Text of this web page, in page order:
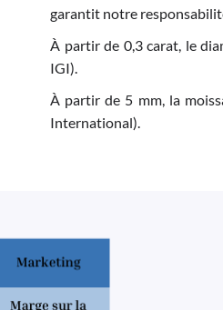
garantit notre
À partir de 0,3 carat, le
IGI).
À partir de 5 mm, la
International).